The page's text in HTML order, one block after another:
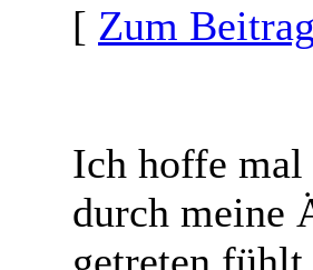
[ Zum
Ich hoffe mal
durch meine